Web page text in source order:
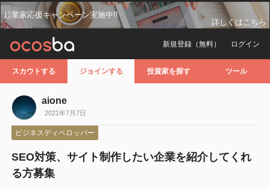
起業家応援キャンペーン実施中!!
詳しくはこちら
ログイン
新規登録（無料）
スカウトする ジョインする 投資家を探す ツール
aione
2021年7月7日
ビジネスディベロッパー
SEO対策、サイト制作したい企業を紹介してくれ
る方募集